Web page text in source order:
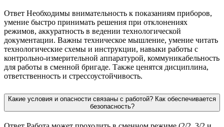
Ответ Необходимы внимательность к показаниям приборов,
умение быстро принимать решения при отклонениях
режимов, аккуратность в ведении технологической
документации. Важны техническое мышление, умение читать
технологические схемы и инструкции, навыки работы с
контрольно-измерительной аппаратурой, коммуникабельность
для работы в сменной бригаде. Также ценятся дисциплина,
ответственность и стрессоустойчивость.
Какие условия и опасности связаны с работой? Как обеспечивается
безопасность?